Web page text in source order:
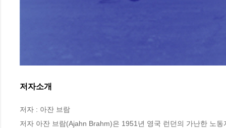
저자소개
저자 : 아잔 브람
저자 아잔 브람(Ajahn Brahm)은 1951년 영국 런던의 가난한 노